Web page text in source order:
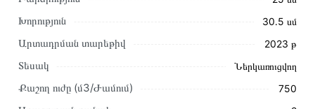
Այս ապրանքը գնելու համար սեղմեք
Խորություն 30․5 սմ
Արտադրման տարեթիվ 2023 թ
Տեսակ Ներկառուցվող
Քաշող ուժը (մ3/Ժամում) 750